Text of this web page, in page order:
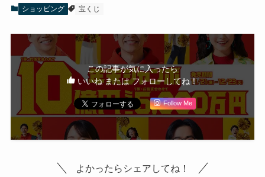
ショッピング 宝くじ
この記事が気に入ったら
いいね または フォローしてね！
Follow Me
よかったらシェアしてね！